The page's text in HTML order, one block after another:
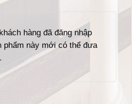
hàng đã đăng nhập
phẩm này mới có thể đưa